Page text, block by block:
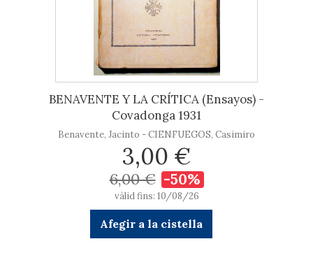
BENAVENTE Y LA CRÍTICA (Ensayos) -
Covadonga 1931
Benavente, Jacinto - CIENFUEGOS, Casimiro
3,00 €
6,00 € -50%
vàlid fins: 10/08/26
Afegir a la cistella